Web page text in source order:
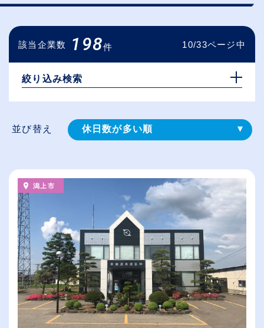
該当企業数 198件 10/33ページ中
絞り込み検索
並び替え 休日数が多い順
（⾼卒の給与を基準）
従業員が多い順
潟上市